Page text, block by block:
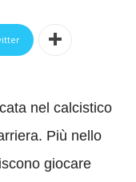
nel calcistico
Più nello
giocare